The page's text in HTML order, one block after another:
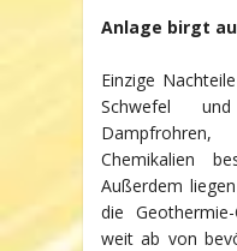
Anlage birgt
Einzige
Schwefel
Chemikalien
Außerdem
die
weit ab von